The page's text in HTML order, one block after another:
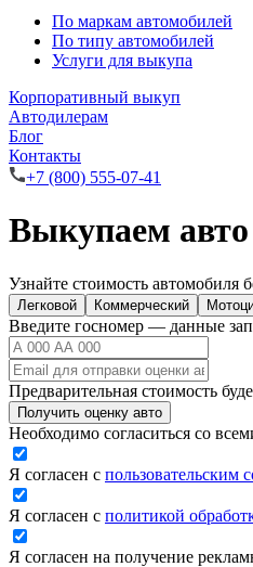
По маркам автомобилей
По типу автомобилей
Услуги для выкупа
Корпоративный выкуп
Автодилерам
Блог
Контакты
+7 (800) 555-07-41
Выкупаем
Узнайте стоимость автомобиля
Легковой Коммерческий
Введите госномер — данные
Предварительная стоимость
Получить оценку авто
Необходимо согласиться со
Я согласен с пользовательским
Я согласен с политикой
Я согласен на получение